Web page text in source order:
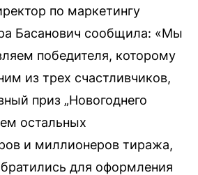
по маркетингу
Басанович сообщила: «Мы
победителя, которому
из трех счастливчиков,
приз „Новогоднего
остальных
и миллионеров тиража,
для оформления